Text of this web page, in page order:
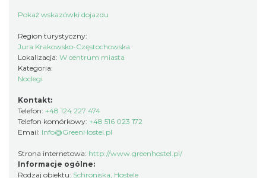
Pokaż wskazówki dojazdu
Region turystyczny:
Jura Krakowsko-Częstochowska
Lokalizacja: W centrum miasta
Kategoria:
Noclegi
Kontakt:
Telefon: +48 124 227 474
Telefon komórkowy: +48 516 023 172
Email: Info@GreenHostel.pl
Strona internetowa: http://www.greenhostel.pl/
Informacje ogólne:
Rodzaj obiektu: Schroniska, Hostele